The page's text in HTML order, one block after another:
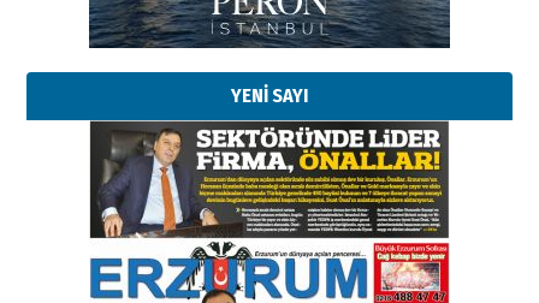
YENİ SAYI
Erzurumspor’un köşe taşları
29 Haziran 2026 Pazartesi
Kenan GÜLERCİ
Murat Şahsuvaroğlu ERKON’da
çıtayı yukarı taşırken,
yönetimdekiler aşağı
çekmemeli!
17 Şubat 2026 SalıOrhan BOZKURT
Bir fotoğraf, bir şehir, bir
gazeteci… Dizginler kimin
elinde?